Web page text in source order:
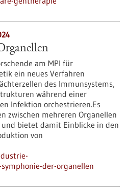
am MPI für
ein neues Verfahren
des Immunsystems,
während einer
Infektion orchestrieren.Es
zwischen mehreren Organellen
bietet damit Einblicke in den
von
der-organellen